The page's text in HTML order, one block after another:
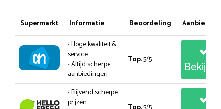
Supermarkt Informatie Beoordeling
• Hoge kwaliteit &
service
• Altijd scherpe
aanbiedingen
Top: 5/5
• Blijvend scherpe
prijzen